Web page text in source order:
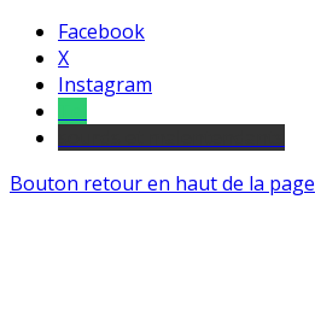
Facebook
X
Instagram
Bouton retour en haut de la page